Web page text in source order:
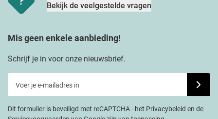
Bekijk de veelgestelde vragen
Mis geen enkele aanbieding!
Schrijf je in voor onze nieuwsbrief.
Dit formulier is beveiligd met reCAPTCHA - het Privacybeleid en de